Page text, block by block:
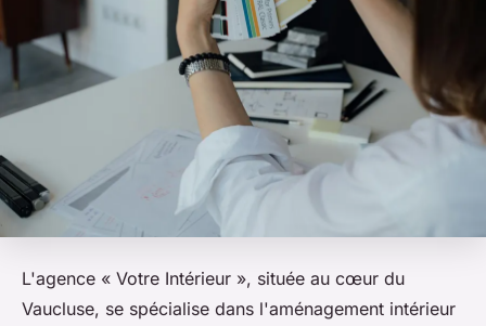
L'agence « Votre Intérieur », située au cœur du
Vaucluse, se spécialise dans l'aménagement intérieur